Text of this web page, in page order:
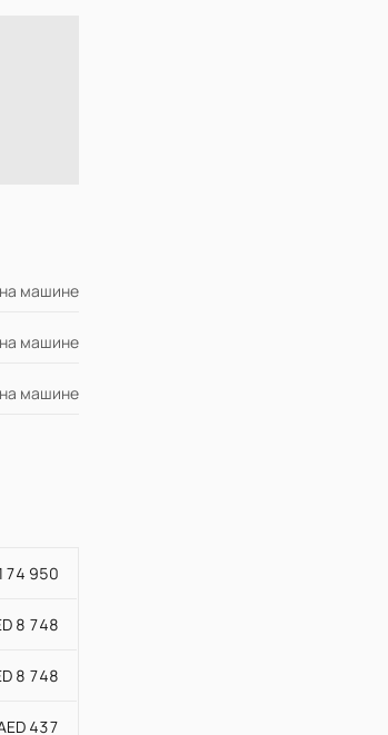
машине
машине
машине
950
8 748
8 748
437